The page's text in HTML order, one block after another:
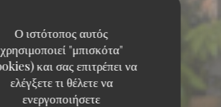
Ο ιστότοπος αυτός
χρησιμοποιεί "μπισκότα"
και σας επιτρέπει να
ελέγξετε τι θέλετε να
ενεργοποιήσετε